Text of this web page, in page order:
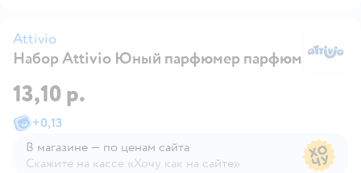
Attivio
Набор Attivio Юный парфюмер парфюм
13,10 р.
+0,13
В магазине — по ценам сайта
Скажите на кассе «Хочу как на сайте»